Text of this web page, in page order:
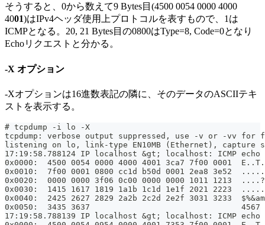
そうすると、0から数えて9 Bytes目(4500 0054 0000 4000
4001)はIPv4ヘッダ使用上プロトコルを表すもので、1は
ICMPとなる。20, 21 Bytes目の0800はType=8, Code=0となり
Echoリクエストと分かる。
-X オプション
-Xオプションは16進数表記の隣に、そのデータのASCIIテキ
ストを表示する。
# tcpdump -i lo -X
tcpdump: verbose output suppressed, use -v or -vv for
listening on lo, link-type EN10MB (Ethernet), capture
17:19:58.788124 IP localhost &gt; localhost: ICMP
0x0000:  4500 0054 0000 4000 4001 3ca7 7f00 0001
0x0010:  7f00 0001 0800 cc1d b50d 0001 2ea8 3e52
0x0020:  0000 0000 3f06 0c00 0000 0000 1011 1213
0x0030:  1415 1617 1819 1a1b 1c1d 1e1f 2021 2223
0x0040:  2425 2627 2829 2a2b 2c2d 2e2f 3031 3233
0x0050:  3435 3637                                4567
17:19:58.788139 IP localhost &gt; localhost: ICMP